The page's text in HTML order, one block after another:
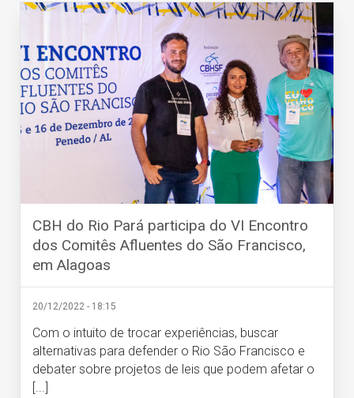
CBH do Rio Pará participa do VI Encontro
dos Comitês Afluentes do São Francisco,
em Alagoas
20/12/2022 - 18:15
Com o intuito de trocar experiências, buscar
alternativas para defender o Rio São Francisco e
debater sobre projetos de leis que podem afetar o
[...]